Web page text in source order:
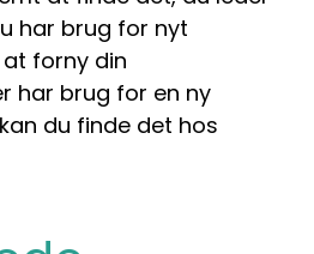
har brug for nyt
at forny din
har brug for en ny
du finde det hos